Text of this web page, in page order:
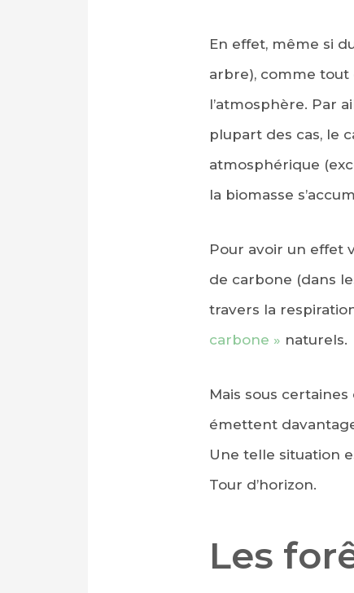
PARTAGER SUR
PARTAGER SUR
En effet, même si
arbre), comme tout
l’atmosphère. Par
plupart des cas, le
atmosphérique
la biomasse
Pour avoir un effet
de carbone (dans
travers la
carbone » naturels.
Mais sous
émettent
Une telle situation
Tour d’horizon.
Les